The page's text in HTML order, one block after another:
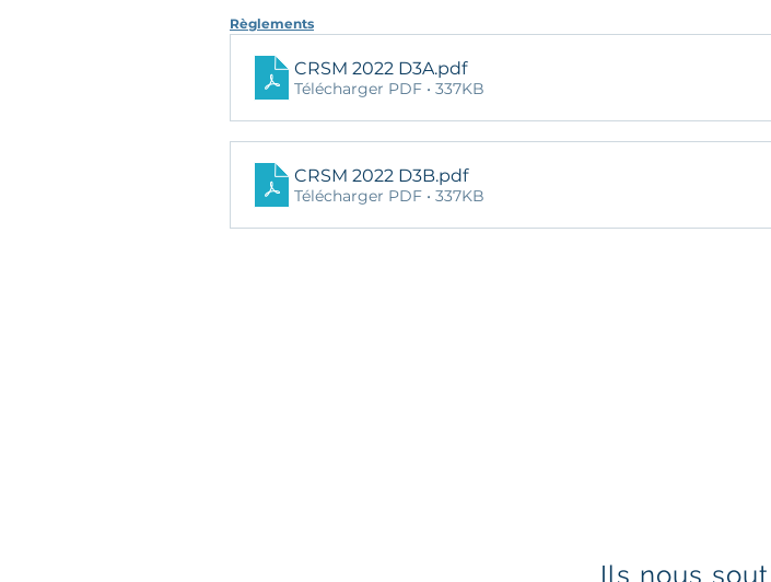
Règlements
CRSM 2022 D3A.pdf
Télécharger PDF • 337KB
CRSM 2022 D3B.pdf
Télécharger PDF • 337KB
Ils nous